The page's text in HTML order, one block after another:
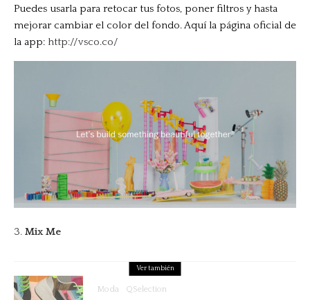
Puedes usarla para retocar tus fotos, poner filtros y hasta
mejorar cambiar el color del fondo. Aquí la página oficial de
la app: http://vsco.co/
3. Mix Me
Ver también
Moda QSelection